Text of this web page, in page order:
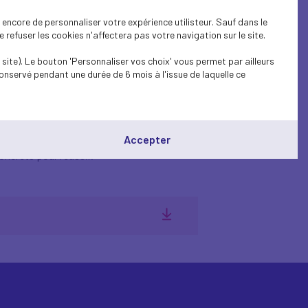
en infrastructures
et des compétences.
de personnaliser votre expérience utilisteur. Sauf dans le
les cookies n'affectera pas votre navigation sur le site.
Le bouton 'Personnaliser vos choix' vous permet par ailleurs
pendant une durée de 6 mois à l'issue de laquelle ce
Accepter